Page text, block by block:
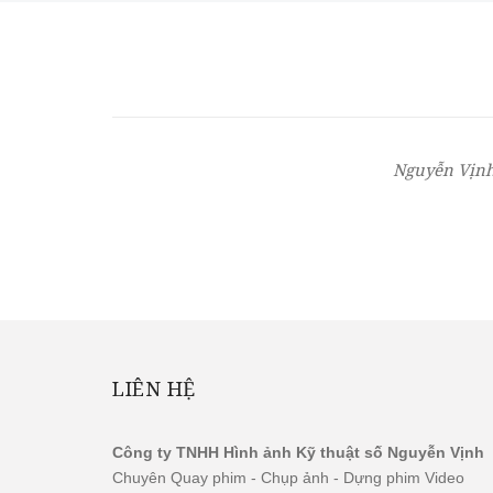
Nguyễn
LIÊN HỆ
Công ty TNHH Hình ảnh Kỹ thuật số Nguyễn Vịnh
Chuyên Quay phim - Chụp ảnh - Dựng phim Video